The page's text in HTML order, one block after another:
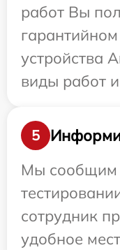
работ Вы
устройства
виды работ
5
Мы сообщим
сотрудник
удобное